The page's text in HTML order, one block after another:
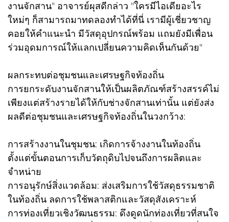
งานจักสาน" อาจารย์ผุสดีกล่าว "ใครมีไอเดียอะไร
ใหม่ๆ ก็สามารถมาทดลองทำได้ที่นี่ เรามีผู้เชี่ยวชาญ
คอยให้คำแนะนำ มีวัสดุอุปกรณ์พร้อม แถมยังมีเพื่อน
ร่วมอุดมการณ์ให้แลกเปลี่ยนความคิดเห็นกันด้วย"
ผลกระทบต่อชุมชนและเศรษฐกิจท้องถิ่น
การยกระดับงานจักสานให้เป็นผลิตภัณฑ์สร้างสรรค์ไม่
เพียงแต่สร้างรายได้ให้กับช่างจักสานเท่านั้น แต่ยังส่ง
ผลดีต่อชุมชนและเศรษฐกิจท้องถิ่นในวงกว้าง:
การสร้างงานในชุมชน: เกิดการจ้างงานในท้องถิ่น
ตั้งแต่ขั้นตอนการเก็บวัตถุดิบไปจนถึงการผลิตและ
จำหน่าย
การอนุรักษ์สิ่งแวดล้อม: ส่งเสริมการใช้วัสดุธรรมชาติ
ในท้องถิ่น ลดการใช้พลาสติกและวัสดุสังเคราะห์
การท่องเที่ยวเชิงวัฒนธรรม: ดึงดูดนักท่องเที่ยวที่สนใจ